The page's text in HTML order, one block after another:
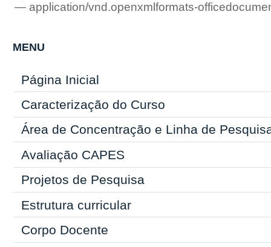
— application/vnd.openxmlformats-
MENU
Página Inicial
Caracterização do Curso
Área de Concentração e Linha de
Avaliação CAPES
Projetos de Pesquisa
Estrutura curricular
Corpo Docente